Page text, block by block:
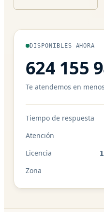
DISPONIBLES AHORA
624 155
Te atendemos en
Tiempo de respuesta
Atención
Licencia
Zona